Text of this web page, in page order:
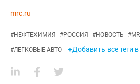
mrc.ru
#НЕФТЕХИМИЯ #РОССИЯ #НОВОСТЬ #
#ЛЕГКОВЫЕ АВТО +Добавить все теги